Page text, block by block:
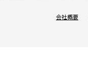
会社概要